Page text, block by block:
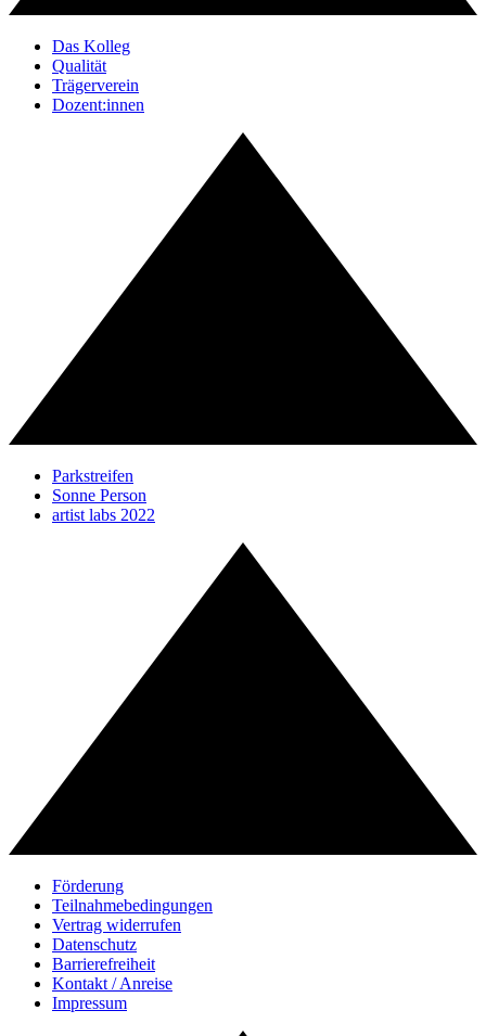
Das Kolleg
Qualität
Trägerverein
Dozent:innen
Parkstreifen
Sonne Person
artist labs 2022
Förderung
Teilnahmebedingungen
Vertrag widerrufen
Datenschutz
Barrierefreiheit
Kontakt / Anreise
Impressum